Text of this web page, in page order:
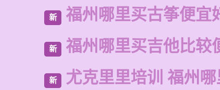
新 福州哪里买古筝便宜
新 福州哪里买吉他比较
新 尤克里里培训 福州